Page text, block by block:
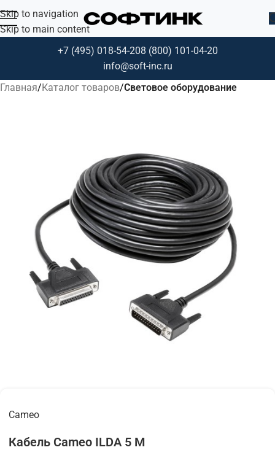
Skip to navigation
Skip to main content
+7 (495) 018-54-208 (800) 101-04-20
info@soft-inc.ru
Главная Каталог товаров Световое оборудование
Cameo
Кабель Cameo ILDA 5 M